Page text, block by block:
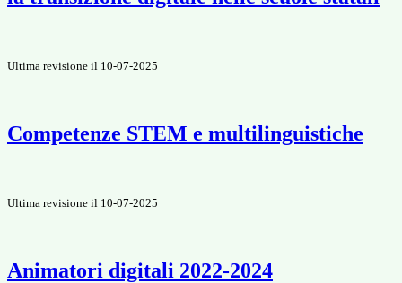
Ultima revisione il 10-07-2025
Competenze STEM e multilinguistiche
Ultima revisione il 10-07-2025
Animatori digitali 2022-2024